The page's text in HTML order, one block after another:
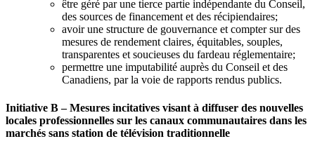
être géré par une tierce partie indépendante du Conseil,
des sources de financement et des récipiendaires;
avoir une structure de gouvernance et compter sur des
mesures de rendement claires, équitables, souples,
transparentes et soucieuses du fardeau réglementaire;
permettre une imputabilité auprès du Conseil et des
Canadiens, par la voie de rapports rendus publics.
Initiative B – Mesures incitatives visant à diffuser des nouvelles
locales professionnelles sur les canaux communautaires dans les
marchés sans station de télévision traditionnelle